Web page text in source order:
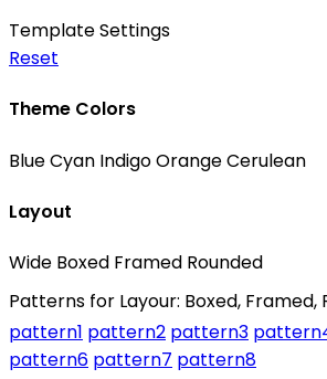
Template Settings
Reset
Theme Colors
BlueCyan IndigoOrangeCerulean
Layout
Wide Boxed Framed Rounded
Patterns for Layour: Boxed, Framed,
pattern1 pattern2 pattern3
pattern6 pattern7 pattern8